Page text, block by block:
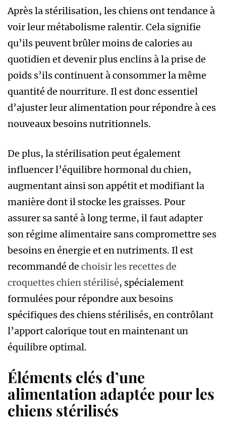
Après la stérilisation, les chiens ont tendance à
voir leur métabolisme ralentir. Cela signifie
qu’ils peuvent brûler moins de calories au
quotidien et devenir plus enclins à la prise de
poids s’ils continuent à consommer la même
quantité de nourriture. Il est donc essentiel
d’ajuster leur alimentation pour répondre à ces
nouveaux besoins nutritionnels.
De plus, la stérilisation peut également
influencer l’équilibre hormonal du chien,
augmentant ainsi son appétit et modifiant la
manière dont il stocke les graisses. Pour
assurer sa santé à long terme, il faut adapter
son régime alimentaire sans compromettre ses
besoins en énergie et en nutriments. Il est
recommandé de choisir les recettes de
croquettes chien stérilisé, spécialement
formulées pour répondre aux besoins
spécifiques des chiens stérilisés, en contrôlant
l’apport calorique tout en maintenant un
équilibre optimal.
Éléments clés d’une
alimentation adaptée pour les
chiens stérilisés